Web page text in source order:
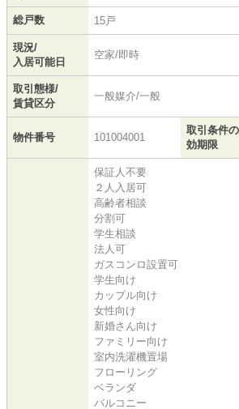
総戸数 15戸
現況/
入居可能日
空家/即時
取引態様/
賃貸区分
一般媒介/一般
物件番号 101004001
取引条件
効期限
保証人不要
２人入居可
高齢者相談
分割可
学生相談
法人可
ガスコンロ設置可
学生向け
カップル向け
女性向け
新婚さん向け
ファミリー向け
室内洗濯機置場
フローリング
ベランダ
バルコニー